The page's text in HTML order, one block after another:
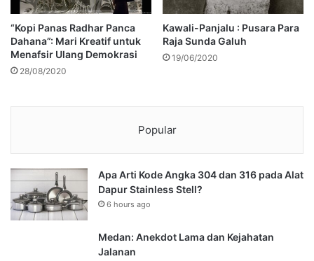
“Kopi Panas Radhar Panca
Dahana”: Mari Kreatif untuk
Menafsir Ulang Demokrasi
28/08/2020
Kawali-Panjalu : Pusara Para
Raja Sunda Galuh
19/06/2020
Popular
Apa Arti Kode Angka 304 dan 316 pada Alat
Dapur Stainless Stell?
6 hours ago
Medan: Anekdot Lama dan Kejahatan
Jalanan